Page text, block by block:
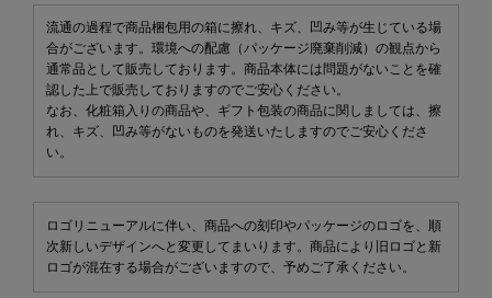
流通の過程で商品梱包用の箱に擦れ、キズ、凹み等が生じている場
合がございます。環境への配慮（パッケージ廃棄削減）の観点から
通常品として販売しております。商品本体には問題がないことを確
認した上で販売しておりますのでご安心ください。
なお、化粧箱入りの商品や、ギフト包装の商品に関しましては、擦
れ、キズ、凹み等がないものを発送いたしますのでご安心くださ
い。
ロゴリニューアルに伴い、商品への刻印やパッケージのロゴを、順
次新しいデザインへと変更してまいります。商品により旧ロゴと新
ロゴが混在する場合がございますので、予めご了承ください。